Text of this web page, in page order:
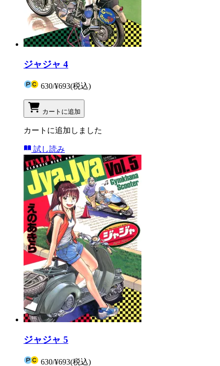
ジャジャ 4
630/¥693(税込)
カートに追加
カートに追加しました
試し読み
ジャジャ 5
630/¥693(税込)